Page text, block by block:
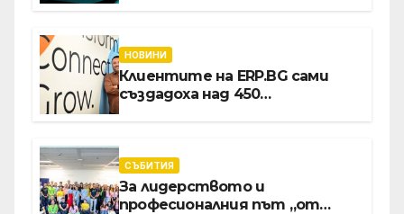
НОВИНИ
Клиентите на ERP.BG сами
създадоха над 450
интелект
СЪБИТИЯ
За лидерството и
професионалния път „от